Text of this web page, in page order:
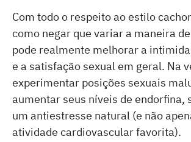
Com todo o respeito ao estilo
como negar que variar a maneira
pode realmente melhorar a
e a satisfação sexual em geral. Na
experimentar posições sexuais
aumentar seus níveis de endorfina,
um antiestresse natural (e não
atividade cardiovascular favorita).